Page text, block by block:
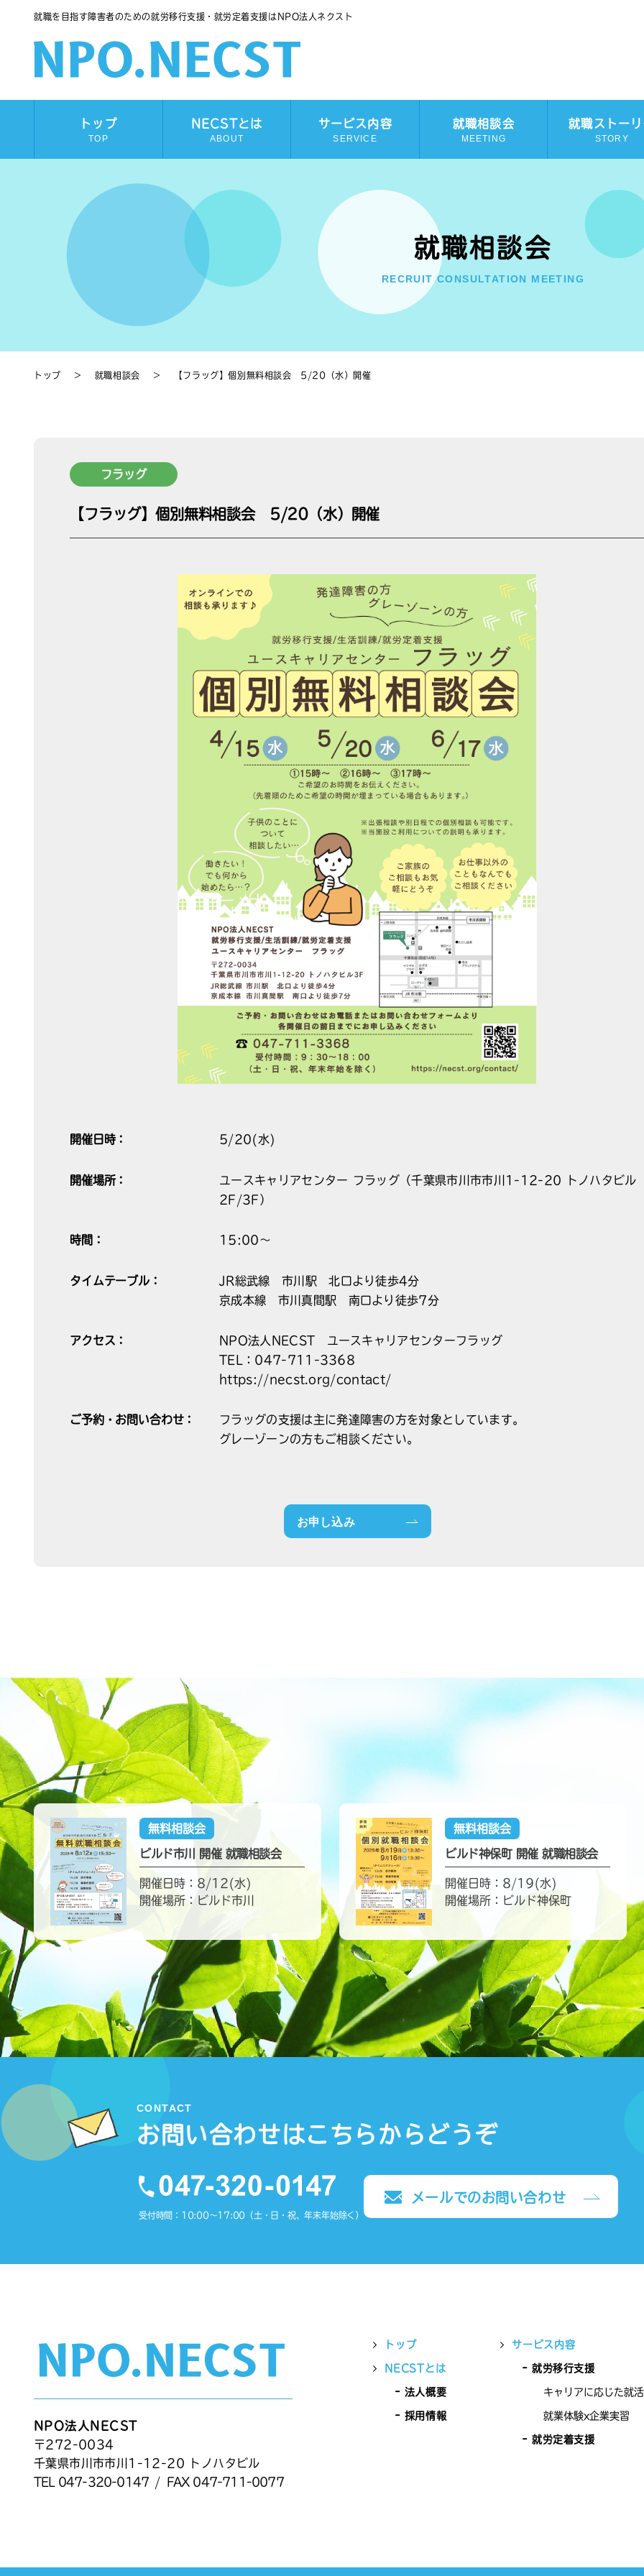
就職を目指す障害者のための就労移行支援・就労定着支援はNPO法人ネクスト
トップ
TOP
NECSTとは
ABOUT
サービス内容
SERVICE
就職相談会
MEETING
就職ストー
STORY
就職相談会
RECRUIT CONSULTATION MEETING
トップ ＞ 就職相談会 ＞ 【フラッグ】個別無料相談会 5/20（水）開催
フラッグ
【フラッグ】個別無料相談会 5/20（水）開催
開催日時： 5/20(水)
開催場所：
ユースキャリアセンター フラッグ（千葉県市川市市川1-12-20 トノハタビル
2F/3F）
時間： 15:00～
タイムテーブル：
JR総武線 市川駅 北口より徒歩4分
京成本線 市川真間駅 南口より徒歩7分
アクセス：
NPO法人NECST ユースキャリアセンターフラッグ
TEL：047-711-3368
https://necst.org/contact/
ご予約・お問い合わせ：
フラッグの支援は主に発達障害の方を対象としています。
グレーゾーンの方もご相談ください。
お申し込み
無料相談会
ビルド市川 開催 就職相談会
開催日時：8/12(水)
開催場所：ビルド市川
無料相談会
ビルド神保町 開催 就職相談会
開催日時：8/19(水)
開催場所：ビルド神保町
CONTACT
お問い合わせはこちらからどうぞ
受付時間：10:00〜17:00（土・日・祝、年末年始除く）
メールでのお問い合わせ
NPO法人NECST
〒272-0034
千葉県市川市市川1-12-20 トノハタビル
TEL 047-320-0147 / FAX 047-711-0077
トップ
NECSTとは
法人概要
採用情報
サービス内容
就労移行支援
キャリアに応じた就活
就業体験x企業実習
就労定着支援